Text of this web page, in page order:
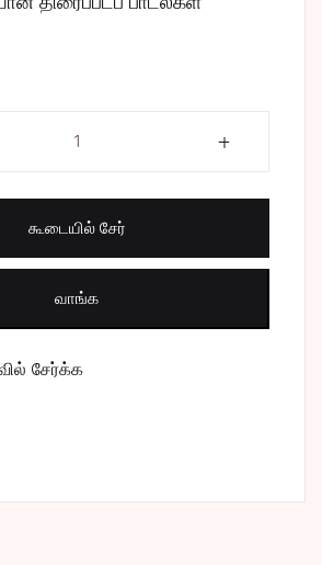
போட்டித் தேர்வு
மருத்துவம்
வணிகம் &
கூடையில் சேர்
வாங்க
சேர்க்க